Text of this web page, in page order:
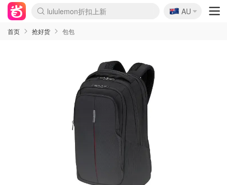
Sasa美妆护肤3.5折
SSENSE年中3折
FreshBeauty好价汇总
Cettire降价+叠9折
Farfetch折上8折
WWS Coles超市实拍
viagogo二手票捡漏
Myer清仓1折起
The Outnet奢牌1折起
David Jones 3折起
Flannels大牌1折
Perfumes Club护肤1折
AMIRO返校季6.2折
Oweek抽奖送Airpods
Amazon折扣汇总
eToro入金$200送$50
Amazon数码好物
ICONIC本周7.5折
ThedoubleF高奢地板价
Moose Knuckles 6折
丝芙兰5折起
EUFY官网3.7折起
Selenichast首饰2折
Trip机票酒店促销
YSL送5件彩妆礼
Amazon家居好物
BIGBANG巡演开票
David Jones时尚3折
Amazon美妆护肤
雅漾大喷$8
过敏原检测盒$33
伊索独家赠50ml沐浴露
科颜氏清仓3折
SEALIFE海洋馆门票6折
丝塔芙大白罐$16
订阅Newsletter送香薰
Cult Beauty 6.8折
Harrods圣诞日历2.3折
LN-CC奢牌私促3折
d'Alba空姐喷雾$16
EVE LOM套装逆天2折
Bernardelli独家4折
Adore Beauty 6折起
CT圣诞日历
Mytheresa奢品2.7折
Luxury Escapes 9折
Currentbody美容仪9折
MOON Garden Live
ALLSAINTS美衣3折
Roborock扫地机3.7折
Tingo Life水杯$24
Valentino官网5折
CR洗发护发6.3折
🇦🇺
AU
首页 抢好货 包包